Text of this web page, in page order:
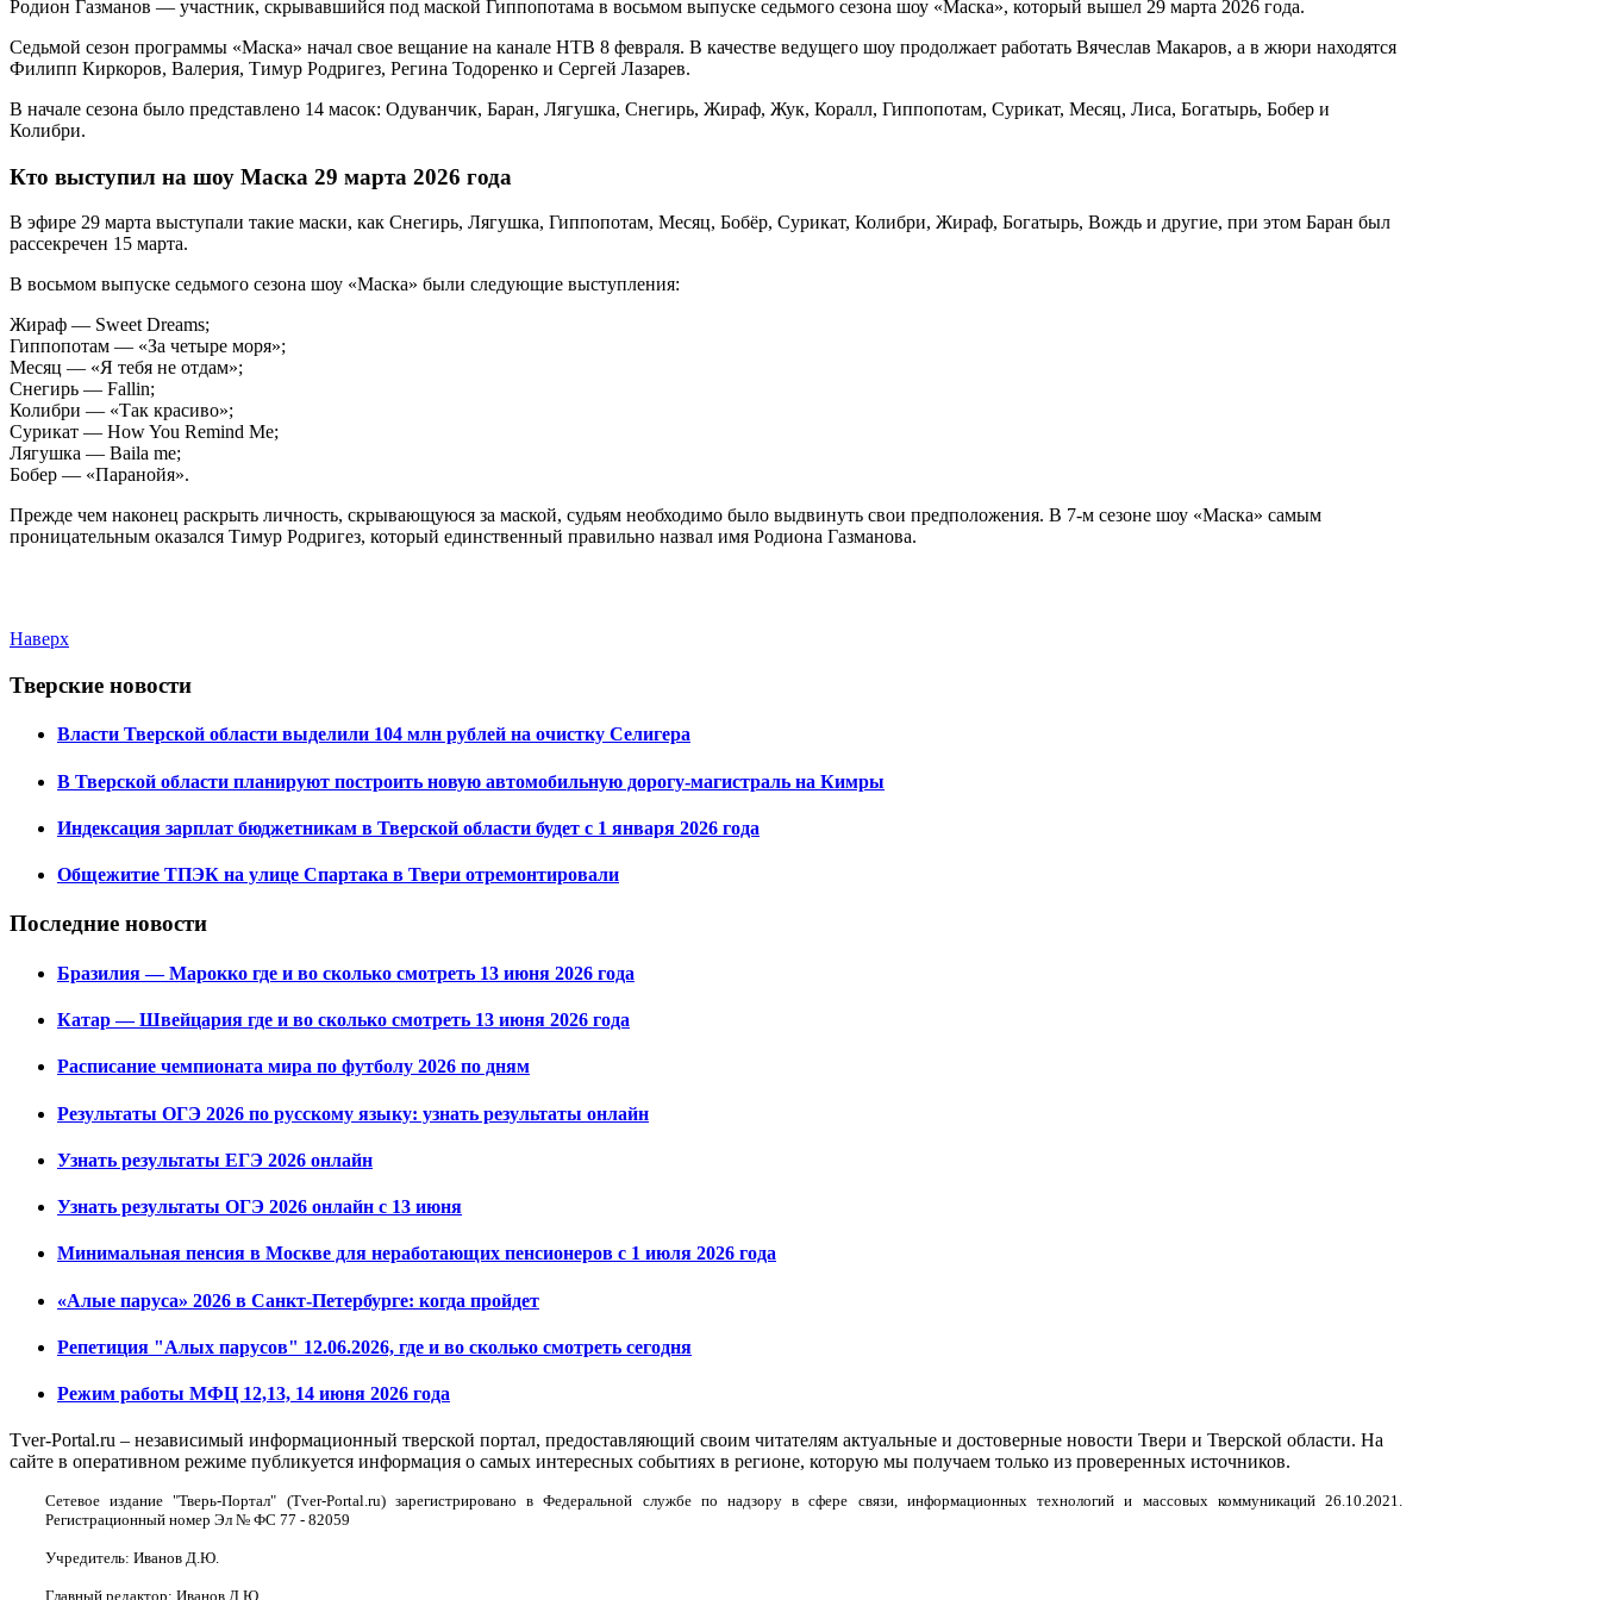
Родион Газманов — участник, скрывавшийся под маской Гиппопотама в восьмом выпуске седьмого сезона шоу «Маска», который вышел 29 марта 2026 года.
Седьмой сезон программы «Маска» начал свое вещание на канале НТВ 8 февраля. В качестве ведущего шоу продолжает работать Вячеслав Макаров, а в жюри находятся
Филипп Киркоров, Валерия, Тимур Родригез, Регина Тодоренко и Сергей Лазарев.
В начале сезона было представлено 14 масок: Одуванчик, Баран, Лягушка, Снегирь, Жираф, Жук, Коралл, Гиппопотам, Сурикат, Месяц, Лиса, Богатырь, Бобер и
Колибри.
Кто выступил на шоу Маска 29 марта 2026 года
В эфире 29 марта выступали такие маски, как Снегирь, Лягушка, Гиппопотам, Месяц, Бобёр, Сурикат, Колибри, Жираф, Богатырь, Вождь и другие, при этом Баран был
рассекречен 15 марта.
В восьмом выпуске седьмого сезона шоу «Маска» были следующие выступления:
Жираф — Sweet Dreams;
Гиппопотам — «За четыре моря»;
Месяц — «Я тебя не отдам»;
Снегирь — Fallin;
Колибри — «Так красиво»;
Сурикат — How You Remind Me;
Лягушка — Baila me;
Бобер — «Паранойя».
Прежде чем наконец раскрыть личность, скрывающуюся за маской, судьям необходимо было выдвинуть свои предположения. В 7-м сезоне шоу «Маска» самым
проницательным оказался Тимур Родригез, который единственный правильно назвал имя Родиона Газманова.
Наверх
Тверские новости
Власти Тверской области выделили 104 млн рублей на очистку Селигера
В Тверской области планируют построить новую автомобильную дорогу-магистраль на Кимры
Индексация зарплат бюджетникам в Тверской области будет с 1 января 2026 года
Общежитие ТПЭК на улице Спартака в Твери отремонтировали
Последние новости
Бразилия — Марокко где и во сколько смотреть 13 июня 2026 года
Катар — Швейцария где и во сколько смотреть 13 июня 2026 года
Расписание чемпионата мира по футболу 2026 по дням
Результаты ОГЭ 2026 по русскому языку: узнать результаты онлайн
Узнать результаты ЕГЭ 2026 онлайн
Узнать результаты ОГЭ 2026 онлайн с 13 июня
Минимальная пенсия в Москве для неработающих пенсионеров с 1 июля 2026 года
«Алые паруса» 2026 в Санкт-Петербурге: когда пройдет
Репетиция "Алых парусов" 12.06.2026, где и во сколько смотреть сегодня
Режим работы МФЦ 12,13, 14 июня 2026 года
Tver-Portal.ru – независимый информационный тверской портал, предоставляющий своим читателям актуальные и достоверные новости Твери и Тверской области. На
сайте в оперативном режиме публикуется информация о самых интересных событиях в регионе, которую мы получаем только из проверенных источников.
Сетевое издание "Тверь-Портал" (Tver-Portal.ru) зарегистрировано в Федеральной службе по надзору в сфере связи, информационных технологий и массовых коммуникаций 26.10.2021.
Регистрационный номер Эл № ФС 77 - 82059
Учредитель: Иванов Д.Ю.
Главный редактор: Иванов Д.Ю.